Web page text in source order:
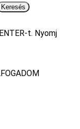
t. Nyomj